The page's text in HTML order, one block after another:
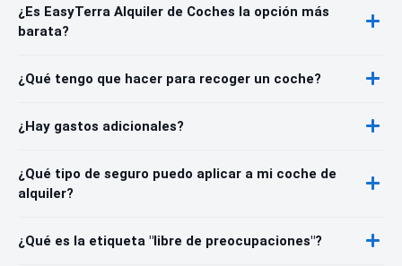
¿Es EasyTerra Alquiler de Coches la opción más
barata?
¿Qué tengo que hacer para recoger un coche?
¿Hay gastos adicionales?
¿Qué tipo de seguro puedo aplicar a mi coche de
alquiler?
¿Qué es la etiqueta "libre de preocupaciones"?